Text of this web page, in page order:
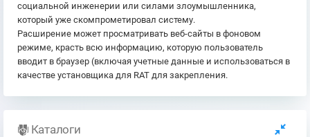
социальной инженерии или силами злоумышленника,
который уже скомпрометировал систему.
Расширение может просматривать веб-сайты в фоновом
режиме, красть всю информацию, которую пользователь
вводит в браузер (включая учетные данные и использоваться в
качестве установщика для RAT для закрепления.
Каталоги